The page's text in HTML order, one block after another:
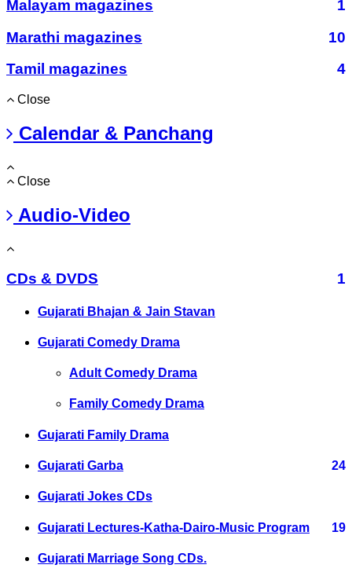
Malayam magazines
1
Marathi magazines
10
Tamil magazines
4
Close
Calendar & Panchang
Close
Audio-Video
CDs & DVDS 1
Gujarati Bhajan & Jain Stavan
Gujarati Comedy Drama
Adult Comedy Drama
Family Comedy Drama
Gujarati Family Drama
Gujarati Garba 24
Gujarati Jokes CDs
Gujarati Lectures-Katha-Dairo-Music Program 19
Gujarati Marriage Song CDs.